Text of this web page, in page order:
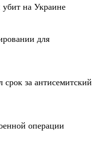
убит на Украине
для
за антисемитский
операции